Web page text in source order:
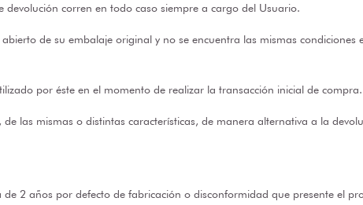
corren en todo caso siempre a cargo del Usuario.
de su embalaje original y no se encuentra las mismas
por éste en el momento de realizar la transacción inicial de compra.
las mismas o distintas características, de manera alternativa a la
de 2 años por defecto de fabricación o disconformidad que presente el